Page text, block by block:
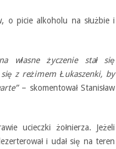
o picie alkoholu na służbie i
własne życzenie stał się
się z reżimem Łukaszenki, by
– skomentował Stanisław
ucieczki żołnierza. Jeżeli
i udał się na teren